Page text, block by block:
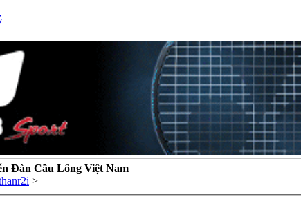
Đàn Cầu Lông Việt Nam
>